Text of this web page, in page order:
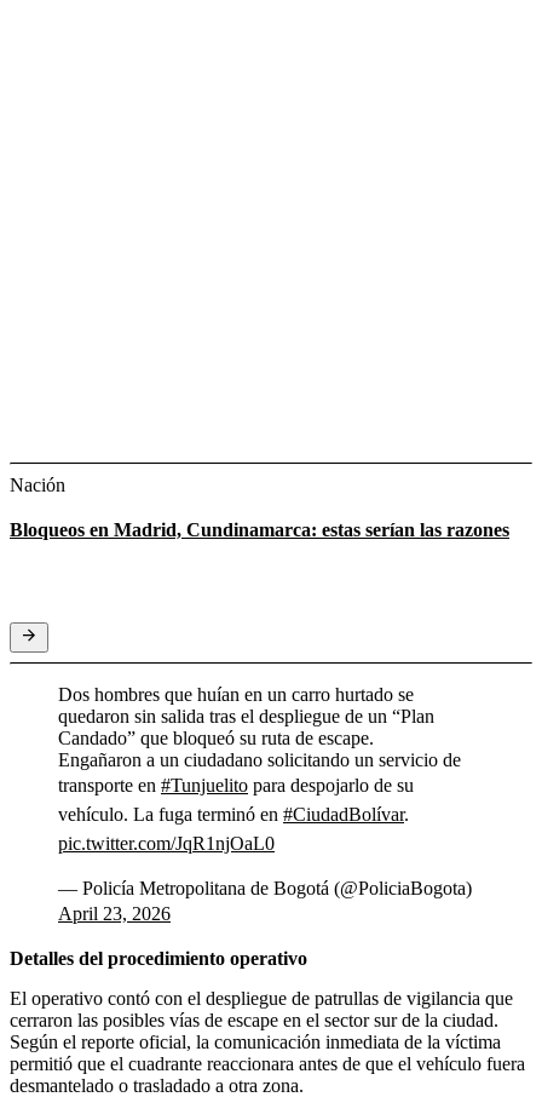
Nación
Bloqueos en Madrid, Cundinamarca: estas serían las razones
Dos hombres que huían en un carro hurtado se
quedaron sin salida tras el despliegue de un “Plan
Candado” que bloqueó su ruta de escape.
Engañaron a un ciudadano solicitando un servicio de
transporte en #Tunjuelito para despojarlo de su
vehículo. La fuga terminó en #CiudadBolívar.
pic.twitter.com/JqR1njOaL0
— Policía Metropolitana de Bogotá (@PoliciaBogota)
April 23, 2026
Detalles del procedimiento operativo
El operativo contó con el despliegue de patrullas de vigilancia que
cerraron las posibles vías de escape en el sector sur de la ciudad.
Según el reporte oficial, la comunicación inmediata de la víctima
permitió que el cuadrante reaccionara antes de que el vehículo fuera
desmantelado o trasladado a otra zona.